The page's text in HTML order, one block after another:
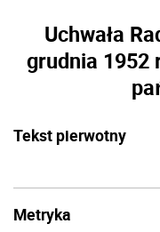
Uchwała
grudnia 1952
Tekst pierwotny
Metryka